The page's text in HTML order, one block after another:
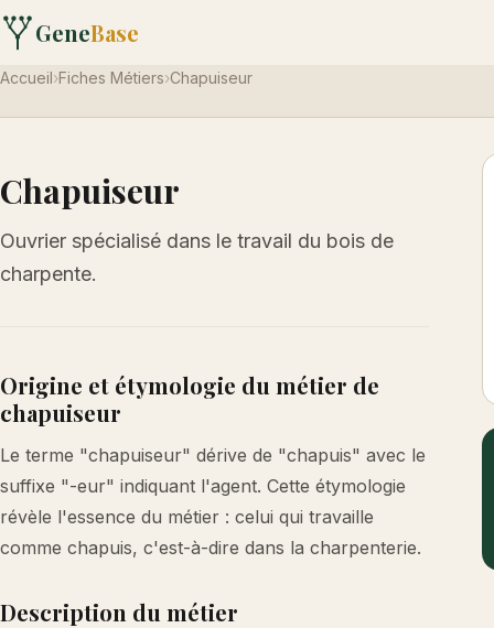
GeneBase
Accueil›Fiches Métiers›Chapuiseur
Chapuiseur
Ouvrier spécialisé dans le travail du bois de
charpente.
Origine et étymologie du métier de
chapuiseur
Le terme "chapuiseur" dérive de "chapuis" avec le
suffixe "-eur" indiquant l'agent. Cette étymologie
révèle l'essence du métier : celui qui travaille
comme chapuis, c'est-à-dire dans la charpenterie.
Description du métier